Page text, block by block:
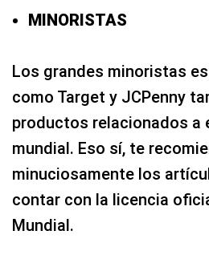
MINORISTAS
Los grandes minoristas
como Target y JCPenny
productos relacionados a
mundial. Eso sí, te
minuciosamente los
contar con la licencia
Mundial.